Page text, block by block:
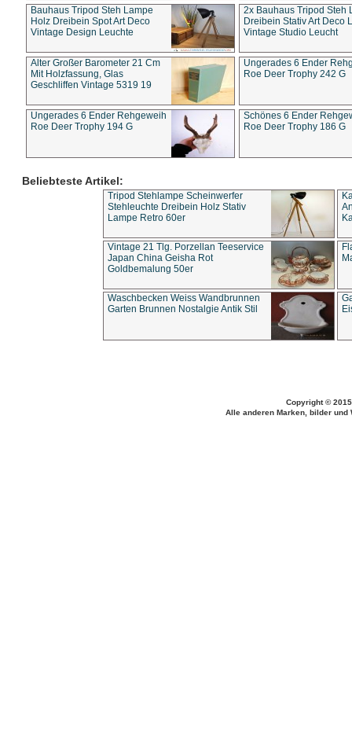
Bauhaus Tripod Steh Lampe
Holz Dreibein Spot Art Deco
Vintage Design Leuchte
2x Bauhaus Tripod Steh
Dreibein Stativ Art Deco
Vintage Studio Leucht
Alter Großer Barometer 21 Cm
Mit Holzfassung, Glas
Geschliffen Vintage 5319 19
Ungerades 6 Ender
Roe Deer Trophy 242 G
Ungerades 6 Ender Rehgeweih
Roe Deer Trophy 194 G
Schönes 6 Ender
Roe Deer Trophy 186 G
Beliebteste Artikel:
Tripod Stehlampe Scheinwerfer
Stehleuchte Dreibein Holz Stativ
Lampe Retro 60er
Vintage 21 Tlg. Porzellan Teeservice
Japan China Geisha Rot
Goldbemalung 50er
Waschbecken Weiss Wandbrunnen
Garten Brunnen Nostalgie Antik Stil
Copyright ©
Alle anderen Marken, bilder und